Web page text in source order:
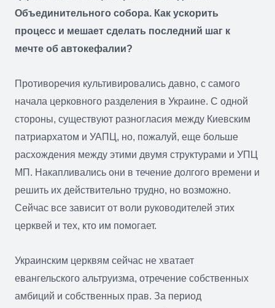
Объединительного собора. Как ускорить
процесс и мешает сделать последний шаг к
мечте об автокефалии?
Противоречия культивировались давно, с самого
начала церковного разделения в Украине. С одной
стороны, существуют разногласия между Киевским
патриархатом и УАПЦ, но, пожалуй, еще больше
расхождения между этими двумя структурами и УПЦ
МП. Накапливались они в течение долгого времени и
решить их действительно трудно, но возможно.
Сейчас все зависит от воли руководителей этих
церквей и тех, кто им помогает.
Украинским церквям сейчас не хватает
евангельского альтруизма, отречение собственных
амбиций и собственных прав. За период